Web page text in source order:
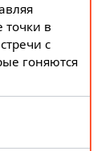
точки в
с
гоняются